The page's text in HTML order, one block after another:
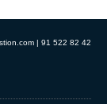
| 91 522 82 42